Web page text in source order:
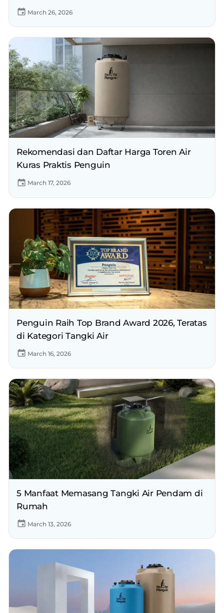
March 26, 2026
Rekomendasi dan Daftar Harga Toren Air
Kuras Praktis Penguin
March 17, 2026
Penguin Raih Top Brand Award 2026, Teratas
di Kategori Tangki Air
March 16, 2026
5 Manfaat Memasang Tangki Air Pendam di
Rumah
March 13, 2026